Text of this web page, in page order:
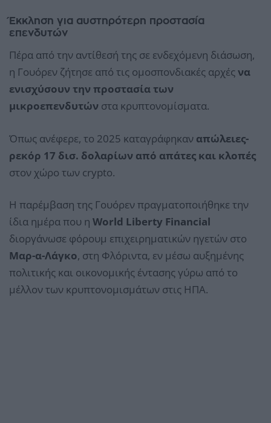
Έκκληση για αυστηρότερη προστασία
επενδυτών
Πέρα από την αντίθεσή της σε ενδεχόμενη διάσωση,
η Γουόρεν ζήτησε από τις ομοσπονδιακές αρχές να
ενισχύσουν την προστασία των
μικροεπενδυτών στα κρυπτονομίσματα.
Όπως ανέφερε, το 2025 καταγράφηκαν απώλειες-
ρεκόρ 17 δισ. δολαρίων από απάτες και κλοπές
στον χώρο των crypto.
Η παρέμβαση της Γουόρεν πραγματοποιήθηκε την
ίδια ημέρα που η World Liberty Financial
διοργάνωσε φόρουμ επιχειρηματικών ηγετών στο
Μαρ-α-Λάγκο, στη Φλόριντα, εν μέσω αυξημένης
πολιτικής και οικονομικής έντασης γύρω από το
μέλλον των κρυπτονομισμάτων στις ΗΠΑ.